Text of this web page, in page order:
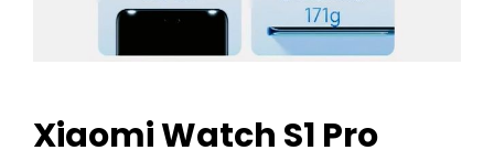
Xiaomi Watch S1 Pro